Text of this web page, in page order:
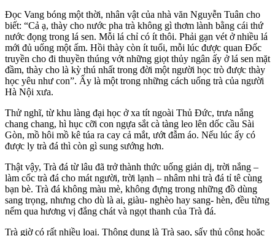
Đọc Vang bóng một thời, nhân vật của nhà văn Nguyễn Tuân cho
biết: “Cả ạ, thày cho nước pha trà không gì thơm lành bằng cái thứ
nước đọng trong lá sen. Mỗi lá chỉ có ít thôi. Phải gạn vét ở nhiều lá
mới đủ uống một ấm. Hồi thày còn ít tuổi, mỗi lúc được quan Ðốc
truyền cho đi thuyền thúng vớt những giọt thủy ngân ấy ở lá sen mặt
đầm, thày cho là kỳ thú nhất trong đời một người học trò được thày
học yêu như con”. Ấy là một trong những cách uống trà của người
Hà Nội xưa.
Thử nghĩ, từ khu làng đại học ở xa tít ngoài Thủ Đức, trưa nắng
chang chang, hì hục cỡi con ngựa sắt cà tàng leo lên dốc cầu Sài
Gòn, mồ hôi mồ kê túa ra cay cả mắt, ướt đẫm áo. Nếu lúc ấy có
được ly trà đá thì còn gì sung sướng hơn.
Thật vậy, Trà đá từ lâu đã trở thành thức uống giản dị, trời nắng –
làm cốc trà đá cho mát người, trời lạnh – nhâm nhi trà đá tỉ tê cùng
bạn bè. Trà đá không màu mè, không đựng trong những đồ dùng
sang trọng, nhưng cho dù là ai, giàu- nghèo hay sang- hèn, đều từng
nếm qua hương vị đắng chát và ngọt thanh của Trà đá.
Trà giờ có rất nhiều loại. Thông dụng là Trà sao, sấy thủ công hoặc